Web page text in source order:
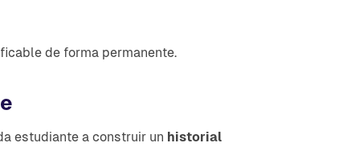
de forma permanente.
estudiante a construir un historial